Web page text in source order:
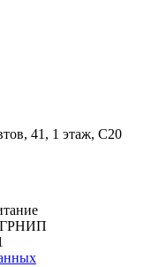
41, 1 этаж, С20